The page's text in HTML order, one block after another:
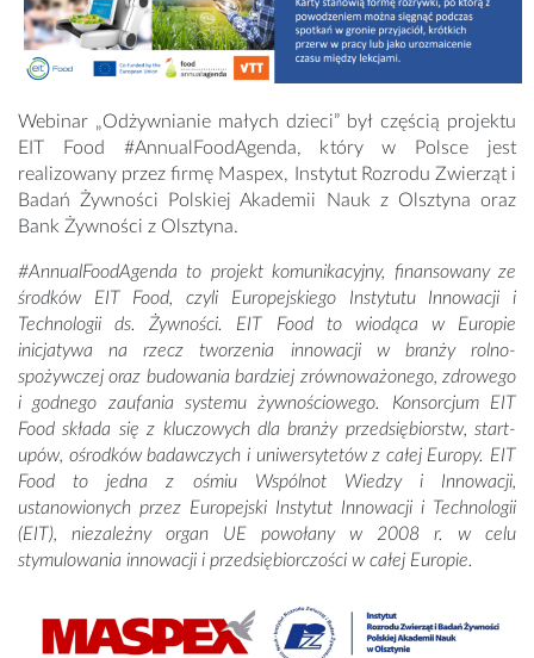
Webinar „Odżywnianie małych dzieci” był częścią projektu
EIT Food #AnnualFoodAgenda, który w Polsce jest
realizowany przez firmę Maspex, Instytut Rozrodu Zwierząt i
Badań Żywności Polskiej Akademii Nauk z Olsztyna oraz
Bank Żywności z Olsztyna.
#AnnualFoodAgenda to projekt komunikacyjny, finansowany ze
środków EIT Food, czyli Europejskiego Instytutu Innowacji i
Technologii ds. Żywności. EIT Food to wiodąca w Europie
inicjatywa na rzecz tworzenia innowacji w branży rolno-
spożywczej oraz budowania bardziej zrównoważonego, zdrowego
i godnego zaufania systemu żywnościowego. Konsorcjum EIT
Food składa się z kluczowych dla branży przedsiębiorstw, start-
upów, ośrodków badawczych i uniwersytetów z całej Europy. EIT
Food to jedna z ośmiu Wspólnot Wiedzy i Innowacji,
ustanowionych przez Europejski Instytut Innowacji i Technologii
(EIT), niezależny organ UE powołany w 2008 r. w celu
stymulowania innowacji i przedsiębiorczości w całej Europie.